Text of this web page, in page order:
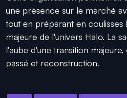
une présence sur le marché
tout en préparant en coulisses
majeure de l'univers Halo. La
l'aube d'une transition
passé et reconstruction.